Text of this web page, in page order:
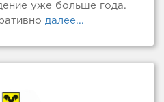
уже больше года.
далее...